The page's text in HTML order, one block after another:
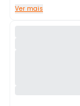
Ver mais